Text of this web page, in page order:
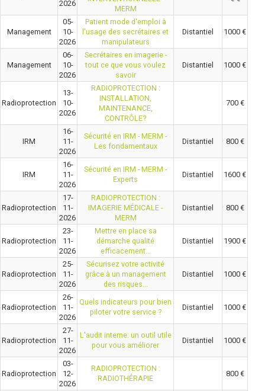
2026
MERM
Management
05-
10-
2026
Patient mode d'emploi à
l'usage des secrétaires et
manipulateurs
Distantiel 1000 €
Management
06-
10-
2026
Secrétaires en imagerie -
tout ce que vous voulez
savoir
Distantiel 1000 €
Radioprotection
13-
10-
2026
RADIOPROTECTION :
INSTALLATION,
MAINTENANCE,
CONTRÔLE?
700 €
IRM
16-
11-
2026
Sécurité en IRM - MERM -
Les fondamentaux
Distantiel 800 €
IRM
16-
11-
2026
Sécurité en IRM - MERM -
Experts
Distantiel 1600 €
Radioprotection
17-
11-
2026
RADIOPROTECTION :
IMAGERIE MÉDICALE -
MERM
Distantiel 800 €
Radioprotection
23-
11-
2026
Mettre en place sa
démarche qualité
efficacement...
Distantiel 1900 €
Radioprotection
25-
11-
2026
Sécurisez votre activité
grâce à un management
des risques...
Distantiel 1000 €
Radioprotection
26-
11-
2026
Quels indicateurs pour bien
piloter votre service ?
Distantiel 1000 €
Radioprotection
27-
11-
2026
L'audit interne: un outil utile
pour vous améliorer
Distantiel 1000 €
Radioprotection
03-
12-
2026
RADIOPROTECTION :
RADIOTHÉRAPIE
800 €